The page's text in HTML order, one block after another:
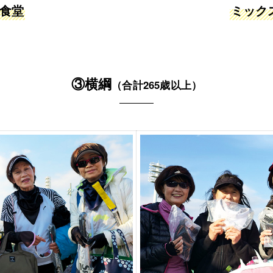
堂 ミック
③横綱 （合計265歳以上）